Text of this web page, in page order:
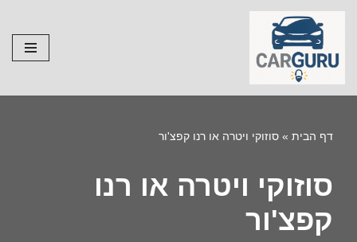
Skip
to
content
דף הבית » סוזוקי ויטרה או רנו קפצ'ור
סוזוקי ויטרה או רנו
קפצ'ור